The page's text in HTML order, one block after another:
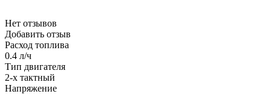
Нет отзывов
Добавить отзыв
Расход топлива
0.4 л/ч
Тип двигателя
2-х тактный
Напряжение